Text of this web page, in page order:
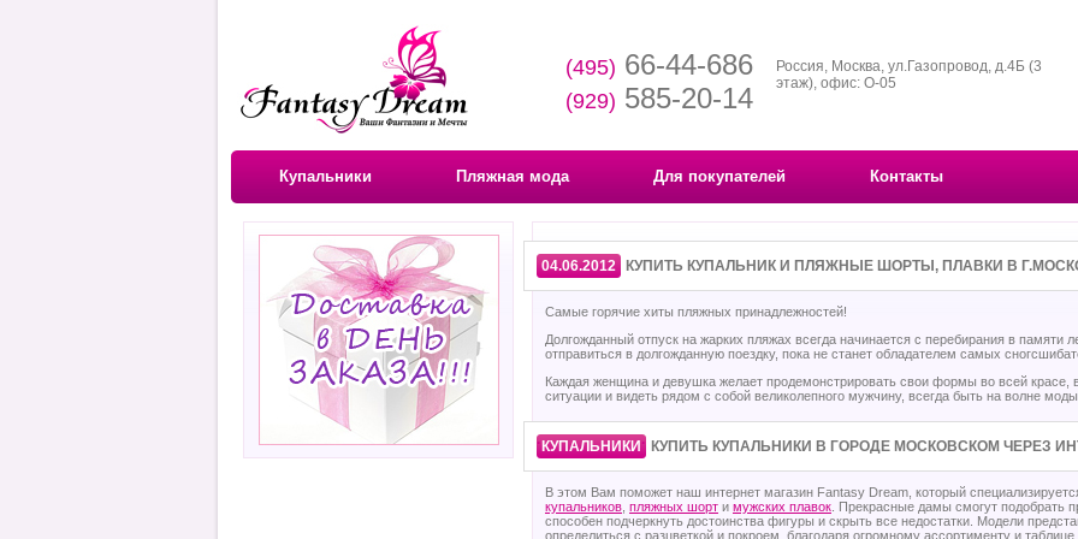
(495) 66-44-686
(929) 585-20-14
Россия, Москва, ул.Газопровод, д.4Б (3
этаж), офис: О-05
Купальники Пляжная мода Для покупателей Контакты
04.06.2012 КУПИТЬ КУПАЛЬНИК И ПЛЯЖНЫЕ ШОРТЫ, ПЛАВКИ В
Самые горячие хиты пляжных принадлежностей!
Долгожданный отпуск на жарких пляжах всегда начинается с перебирания в памяти
отправиться в долгожданную поездку, пока не станет обладателем самых
Каждая женщина и девушка желает продемонстрировать свои формы во всей красе,
ситуации и видеть рядом с собой великолепного мужчину, всегда быть на волне
· ·
КУПАЛЬНИКИ КУПИТЬ КУПАЛЬНИКИ В ГОРОДЕ МОСКОВСКОМ ЧЕРЕЗ
В этом Вам поможет наш интернет магазин Fantasy Dream, который
купальников пляжных шорт и мужских плавок . Прекрасные дамы смогут подобрать
способен подчеркнуть достоинства фигуры и скрыть все недостатки. Модели
определиться с разцветкой и покроем, благодаря огромному ассортименту и